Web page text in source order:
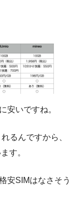
安いですね。
るんですから、
す。
安SIMはなさそう